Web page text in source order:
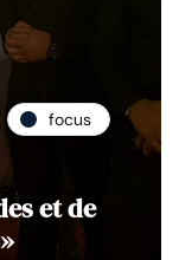
focus
et de